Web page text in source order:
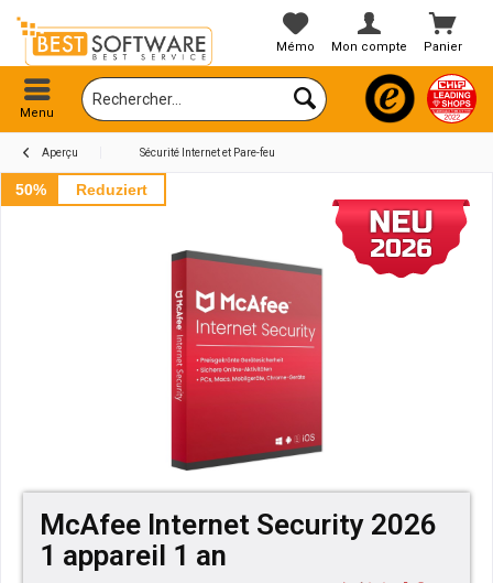
Panier
Mémo Mon compte
Menu
Aperçu Sécurité Internet et Pare-feu
50% Reduziert
McAfee Internet Security 2026
1 appareil 1 an